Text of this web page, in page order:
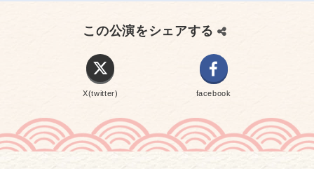
この公演をシェアする
X(twitter) facebook